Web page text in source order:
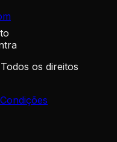
os direitos